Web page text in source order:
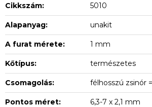
Cikkszám: 5010
Alapanyag: unakit
A furat mérete: 1 mm
Kőtípus: természetes
Csomagolás: félhosszú zsinór
Pontos méret: 6,3-7 x 2,1 mm